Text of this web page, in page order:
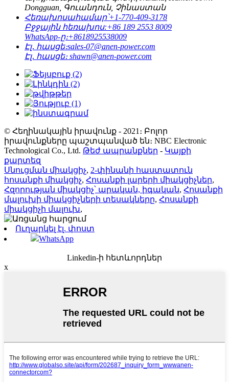
Dongguan, Գուանդուն, Չինաստան
Հեռախոսահամար՝+1-770-409-3178
Բջջային հեռախոս:+86 189 2553 8009
WhatsApp-ը։+8618925538009
Էլ․ հասցե։sales-07@anen-power.com
Էլ․ հասցե։ shawn@anen-power.com
© Հեղինակային իրավունք - 2021։ Բոլոր
իրավունքները պաշտպանված են։ NBC Electronic
Technological Co., Ltd. Թեժ ապրանքներ - Կայքի
քարտեզ
Սնուցման միակցիչ, 2-փինանի հաստատուն
հոսանքի միակցիչ, Հոսանքի լարերի միակցիչներ,
Հզորության միակցիչ՝ արական, իգական, Հոսանքի
մալուխի միակցիչների տեսակները, Հոսանքի
միակցիչի մալուխ,
Ուղարկել էլ. փոստ
WhatsApp
Linkedin-ի հետևորդներ
x